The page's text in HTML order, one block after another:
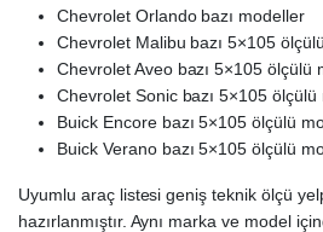
Chevrolet Orlando bazı modeller
Chevrolet Malibu bazı 5×105
Chevrolet Aveo bazı 5×105 ölçülü
Chevrolet Sonic bazı 5×105 ölçülü
Buick Encore bazı 5×105 ölçülü
Buick Verano bazı 5×105 ölçülü
Uyumlu araç listesi geniş teknik ölçü
hazırlanmıştır. Aynı marka ve model